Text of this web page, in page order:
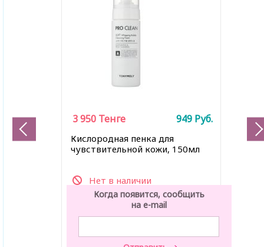
Кислородная пенка для
чувствительной кожи, 150мл
Нет в наличии
3 950 Тенге 949 Руб.
Когда появится, сообщить
на e-mail